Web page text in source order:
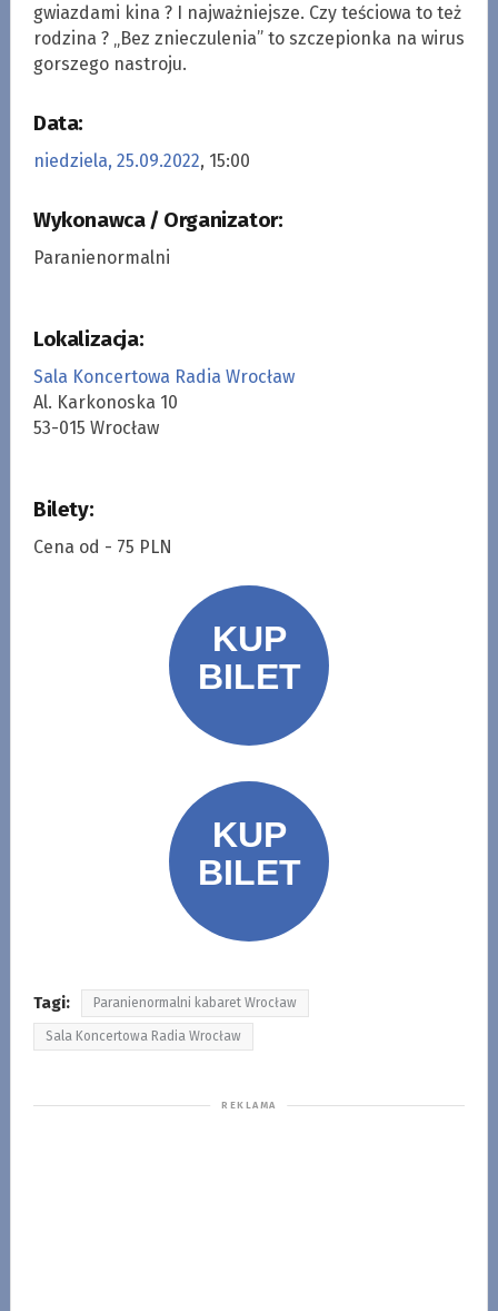
gwiazdami kina ? I najważniejsze. Czy teściowa to też
rodzina ? „Bez znieczulenia” to szczepionka na wirus
gorszego nastroju.
Data:
niedziela, 25.09.2022, 15:00
Wykonawca / Organizator:
Paranienormalni
Lokalizacja:
Sala Koncertowa Radia Wrocław
Al. Karkonoska 10
53-015 Wrocław
Bilety:
Cena od - 75 PLN
Tagi: Paranienormalni kabaret Wrocław
Sala Koncertowa Radia Wrocław